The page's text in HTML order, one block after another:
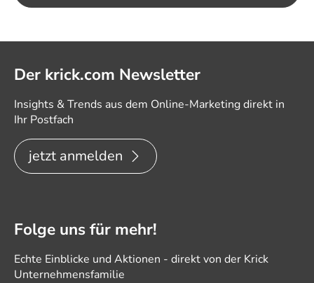
Der krick.com Newsletter
Insights & Trends aus dem Online-Marketing direkt in
Ihr Postfach
jetzt anmelden
Folge uns für mehr!
Echte Einblicke und Aktionen - direkt von der Krick
Unternehmensfamilie